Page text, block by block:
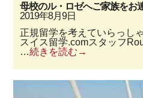
母校のル・ロゼへご家族をお
2019年8月9日
正規留学を考えていらっし
スイス留学.comスタッフ
…続きを読む